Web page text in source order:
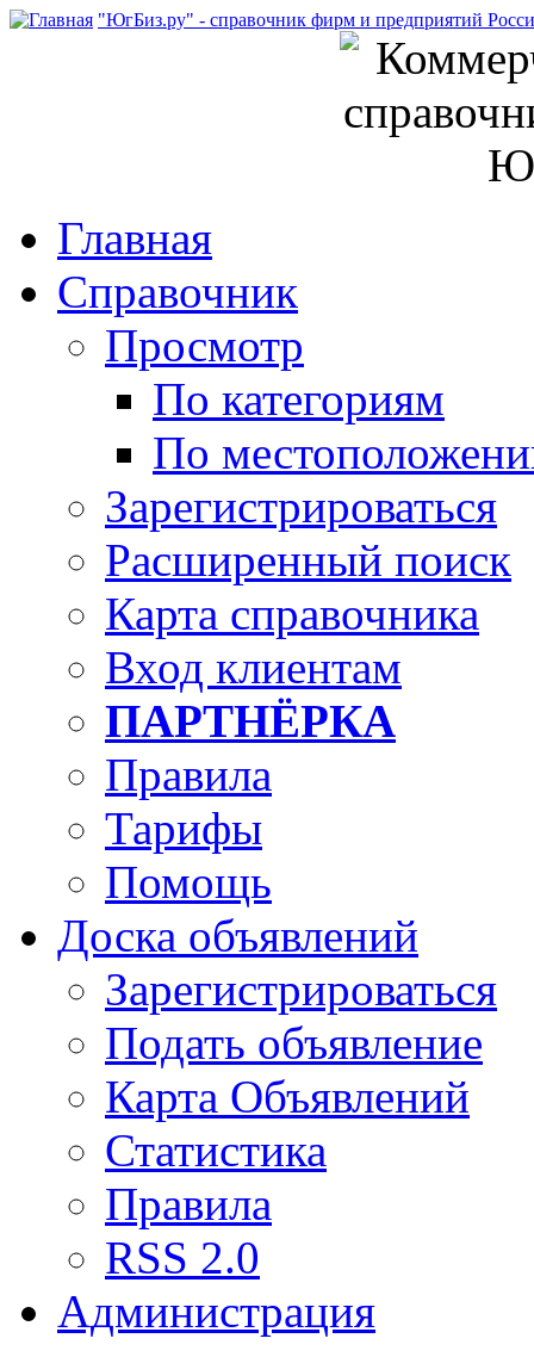
"ЮгБиз.ру" - справочник фирм и предприятий
Главная
Справочник
Просмотр
По категориям
По
Зарегистрироваться
Расширенный поиск
Карта справочника
Вход клиентам
ПАРТНЁРКА
Правила
Тарифы
Помощь
Доска объявлений
Зарегистрироваться
Подать объявление
Карта Объявлений
Статистика
Правила
RSS 2.0
Администрация